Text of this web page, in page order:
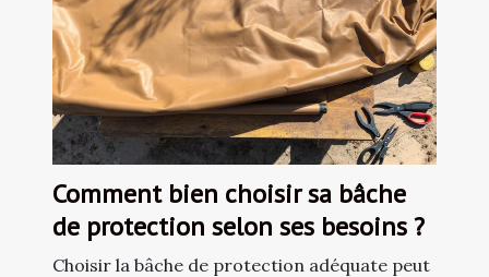
Comment bien choisir sa bâche
de protection selon ses besoins ?
Choisir la bâche de protection adéquate peut